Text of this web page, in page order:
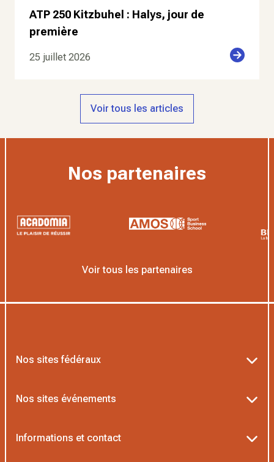
ATP 250 Kitzbuhel : Halys, jour de
première
25 juillet 2026
Voir tous les articles
Nos partenaires
Voir tous les partenaires
Nos sites fédéraux
Nos sites événements
Informations et contact